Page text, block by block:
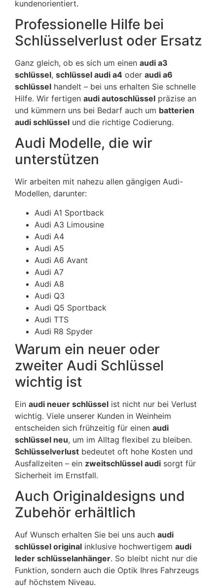
kundenorientiert.
Professionelle Hilfe bei
Schlüsselverlust oder Ersatz
Ganz gleich, ob es sich um einen audi a3
schlüssel, schlüssel audi a4 oder audi a6
schlüssel handelt – bei uns erhalten Sie schnelle
Hilfe. Wir fertigen audi autoschlüssel präzise an
und kümmern uns bei Bedarf auch um batterien
audi schlüssel und die richtige Codierung.
Audi Modelle, die wir
unterstützen
Wir arbeiten mit nahezu allen gängigen Audi-
Modellen, darunter:
Audi A1 Sportback
Audi A3 Limousine
Audi A4
Audi A5
Audi A6 Avant
Audi A7
Audi A8
Audi Q3
Audi Q5 Sportback
Audi TTS
Audi R8 Spyder
Warum ein neuer oder
zweiter Audi Schlüssel
wichtig ist
Ein audi neuer schlüssel ist nicht nur bei Verlust
wichtig. Viele unserer Kunden in Weinheim
entscheiden sich frühzeitig für einen audi
schlüssel neu, um im Alltag flexibel zu bleiben.
Schlüsselverlust bedeutet oft hohe Kosten und
Ausfallzeiten – ein zweitschlüssel audi sorgt für
Sicherheit im Ernstfall.
Auch Originaldesigns und
Zubehör erhältlich
Auf Wunsch erhalten Sie bei uns auch audi
schlüssel original inklusive hochwertigem audi
leder schlüsselanhänger. So bleibt nicht nur die
Funktion, sondern auch die Optik Ihres Fahrzeugs
auf höchstem Niveau.